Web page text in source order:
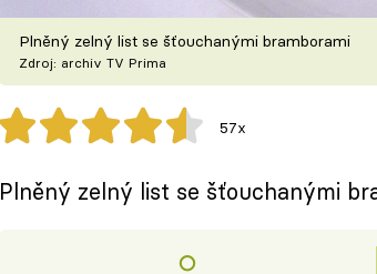
Plněný zelný list se šťouchanými bramborami
Zdroj: archiv TV Prima
57x
Plněný zelný list se šťouchanými